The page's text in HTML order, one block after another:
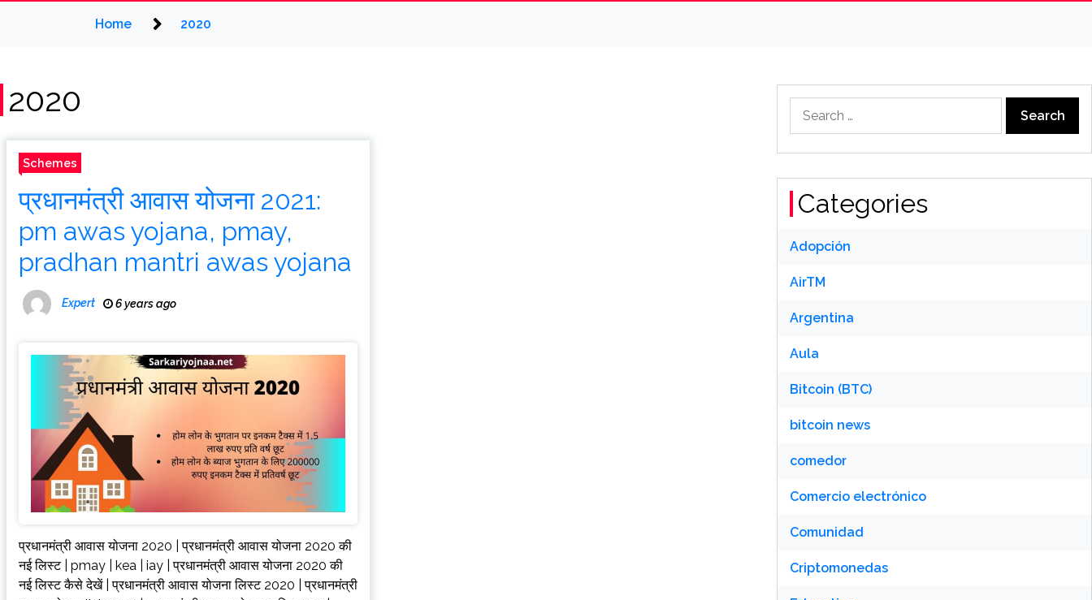
Home 2020
2020
Schemes
प्रधानमंत्री आवास योजना 2021:
pm awas yojana, pmay,
pradhan mantri awas yojana
Expert 6 years ago
प्रधानमंत्री आवास योजना 2020 | प्रधानमंत्री आवास योजना 2020 की
नई लिस्ट | pmay | kea | iay | प्रधानमंत्री आवास योजना 2020 की
नई लिस्ट कैसे देखें | प्रधानमंत्री आवास योजना लिस्ट 2020 | प्रधानमंत्री
for:
Categories
Adopción
AirTM
Argentina
Aula
Bitcoin (BTC)
bitcoin news
comedor
Comercio electrónico
Comunidad
Criptomonedas